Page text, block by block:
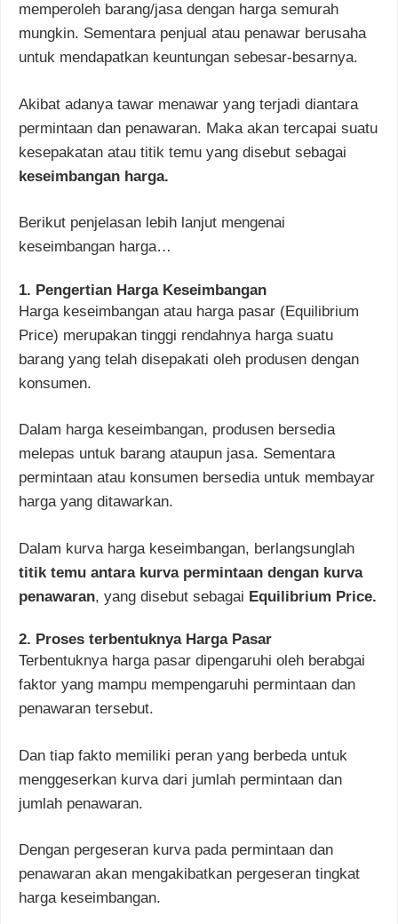
memperoleh barang/jasa dengan harga semurah
mungkin. Sementara penjual atau penawar berusaha
untuk mendapatkan keuntungan sebesar-besarnya.
Akibat adanya tawar menawar yang terjadi diantara
permintaan dan penawaran. Maka akan tercapai suatu
kesepakatan atau titik temu yang disebut sebagai
keseimbangan harga.
Berikut penjelasan lebih lanjut mengenai
keseimbangan harga…
1. Pengertian Harga Keseimbangan
Harga keseimbangan atau harga pasar (Equilibrium
Price) merupakan tinggi rendahnya harga suatu
barang yang telah disepakati oleh produsen dengan
konsumen.
Dalam harga keseimbangan, produsen bersedia
melepas untuk barang ataupun jasa. Sementara
permintaan atau konsumen bersedia untuk membayar
harga yang ditawarkan.
Dalam kurva harga keseimbangan, berlangsunglah
titik temu antara kurva permintaan dengan kurva
penawaran, yang disebut sebagai Equilibrium Price.
2. Proses terbentuknya Harga Pasar
Terbentuknya harga pasar dipengaruhi oleh berabgai
faktor yang mampu mempengaruhi permintaan dan
penawaran tersebut.
Dan tiap fakto memiliki peran yang berbeda untuk
menggeserkan kurva dari jumlah permintaan dan
jumlah penawaran.
Dengan pergeseran kurva pada permintaan dan
penawaran akan mengakibatkan pergeseran tingkat
harga keseimbangan.